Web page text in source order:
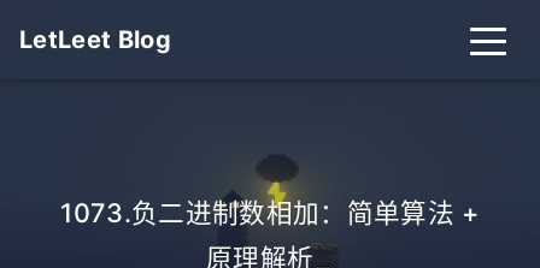
LetLeet Blog
1073.负二进制数相加：简单算法 +
原理解析_